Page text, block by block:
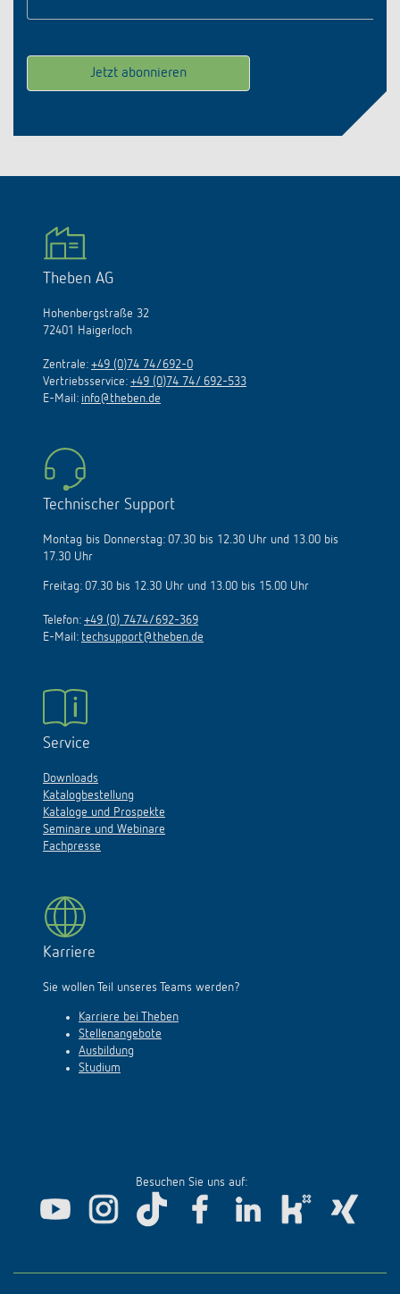
Theben AG
Hohenbergstraße 32
72401 Haigerloch
Zentrale: +49 (0)74 74/692-0
Vertriebsservice: +49 (0)74 74/ 692-533
E-Mail: info@theben.de
Technischer Support
Montag bis Donnerstag: 07.30 bis 12.30 Uhr und 13.00 bis
17.30 Uhr
Freitag: 07.30 bis 12.30 Uhr und 13.00 bis 15.00 Uhr
Telefon: +49 (0) 7474/692-369
E-Mail: techsupport@theben.de
Service
Downloads
Katalogbestellung
Kataloge und Prospekte
Seminare und Webinare
Fachpresse
Karriere
Sie wollen Teil unseres Teams werden?
Karriere bei Theben
Stellenangebote
Ausbildung
Studium
Besuchen Sie uns auf: